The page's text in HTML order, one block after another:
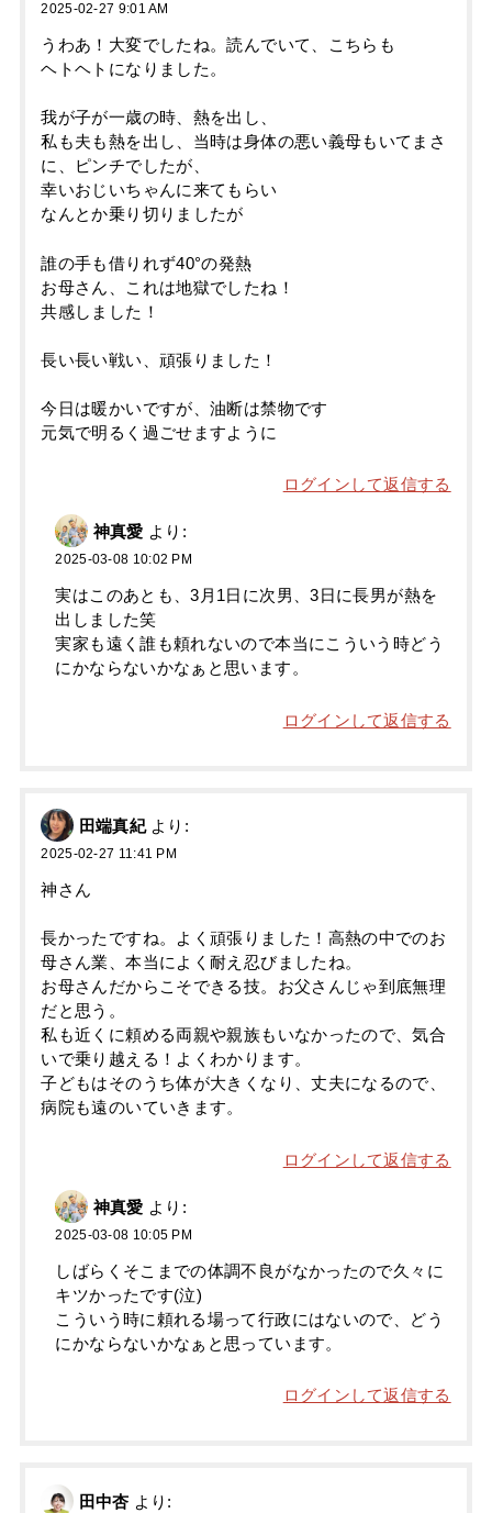
2025-02-27 9:01 AM
うわあ！大変でしたね。読んでいて、こちらも
ヘトヘトになりました。
我が子が一歳の時、熱を出し、
私も夫も熱を出し、当時は身体の悪い義母もいてまさ
に、ピンチでしたが、
幸いおじいちゃんに来てもらい
なんとか乗り切りましたが
誰の手も借りれず40°の発熱
お母さん、これは地獄でしたね！
共感しました！
長い長い戦い、頑張りました！
今日は暖かいですが、油断は禁物です
元気で明るく過ごせますように
ログインして返信する
神真愛 より:
2025-03-08 10:02 PM
実はこのあとも、3月1日に次男、3日に長男が熱を
出しました笑
実家も遠く誰も頼れないので本当にこういう時どう
にかならないかなぁと思います。
ログインして返信する
田端真紀 より:
2025-02-27 11:41 PM
神さん
長かったですね。よく頑張りました！高熱の中でのお
母さん業、本当によく耐え忍びましたね。
お母さんだからこそできる技。お父さんじゃ到底無理
だと思う。
私も近くに頼める両親や親族もいなかったので、気合
いで乗り越える！よくわかります。
子どもはそのうち体が大きくなり、丈夫になるので、
病院も遠のいていきます。
ログインして返信する
神真愛 より:
2025-03-08 10:05 PM
しばらくそこまでの体調不良がなかったので久々に
キツかったです(泣)
こういう時に頼れる場って行政にはないので、どう
にかならないかなぁと思っています。
ログインして返信する
田中杏 より: